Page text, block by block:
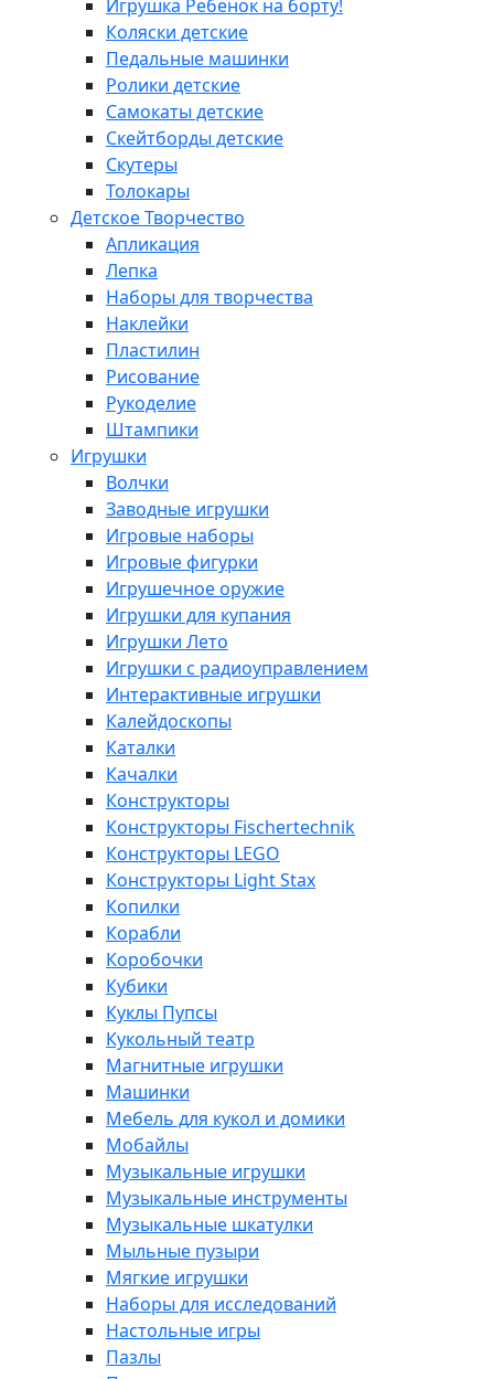
Игрушка Ребенок на борту!
Коляски детские
Педальные машинки
Ролики детские
Самокаты детские
Скейтборды детские
Скутеры
Толокары
Детское Творчество
Апликация
Лепка
Наборы для творчества
Наклейки
Пластилин
Рисование
Рукоделие
Штампики
Игрушки
Волчки
Заводные игрушки
Игровые наборы
Игровые фигурки
Игрушечное оружие
Игрушки для купания
Игрушки Лето
Игрушки с радиоуправлением
Интерактивные игрушки
Калейдоскопы
Каталки
Качалки
Конструкторы
Конструкторы Fisсhertechnik
Конструкторы LEGO
Конструкторы Light Stax
Копилки
Корабли
Коробочки
Кубики
Куклы Пупсы
Кукольный театр
Магнитные игрушки
Машинки
Мебель для кукол и домики
Мобайлы
Музыкальные игрушки
Музыкальные инструменты
Музыкальные шкатулки
Мыльные пузыри
Мягкие игрушки
Наборы для исследований
Настольные игры
Пазлы